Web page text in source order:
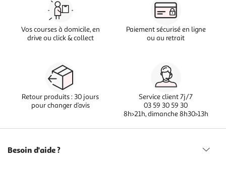
Vos courses à domicile, en
drive ou click & collect
Paiement sécurisé en ligne
ou au retrait
Retour produits : 30 jours
pour changer d’avis
Service client 7j/7
03 59 30 59 30
8h>21h, dimanche 8h30>13h
Besoin d'aide ?